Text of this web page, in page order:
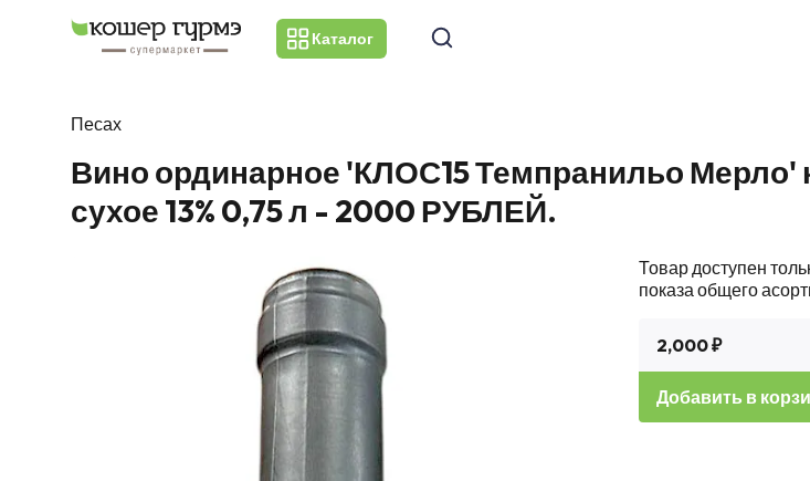
Каталог
Песах
Вино ординарное 'КЛОС15 Темпранильо Мерло'
сухое 13% 0,75 л - 2000 РУБЛЕЙ.
Товар доступен
показа общего
2,000 ₽
Добавить в